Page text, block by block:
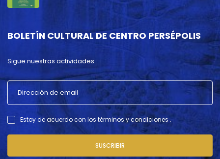
BOLETÍN CULTURAL DE CENTRO PERSÉPOLIS
Sigue nuestras actividades.
Estoy de acuerdo con los términos y condiciones .
SUSCRIBIR